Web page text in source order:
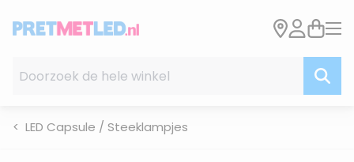
LED Capsule / Steeklampjes